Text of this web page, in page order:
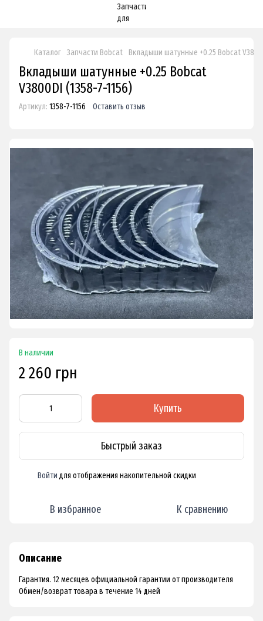
Каталог Запчасти Bobcat Вкладыши шатунные +0.25 Bobcat
Вкладыши шатунные +0.25 Bobcat
V3800DI (1358-7-1156)
Артикул: 1358-7-1156 Оставить отзыв
В наличии
2 260 грн
Купить
Быстрый заказ
Войти для отображения накопительной скидки
В избранное К сравнению
Описание
Гарантия. 12 месяцев официальной гарантии от производителя
Обмен/возврат товара в течение 14 дней